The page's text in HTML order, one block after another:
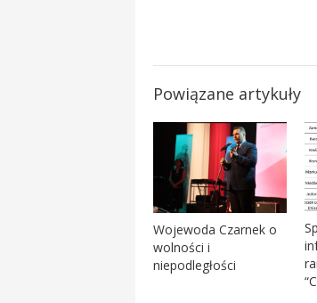
Powiązane artykuły
Wojewoda Czarnek o
wolności i
niepodległości